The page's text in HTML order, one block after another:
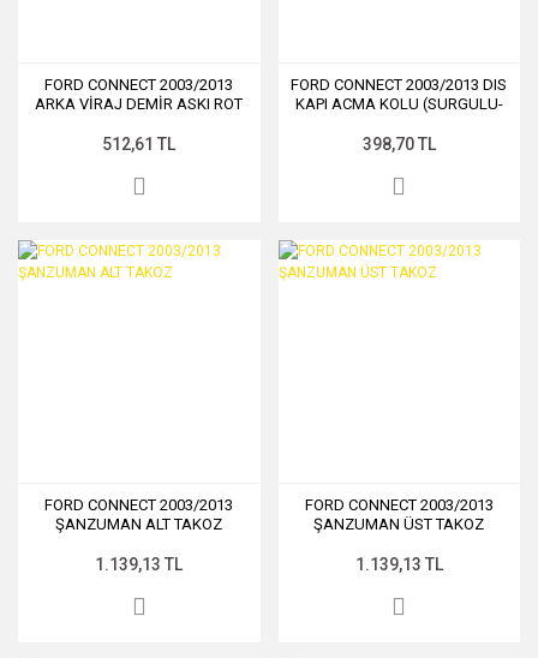
FORD CONNECT 2003/2013
ARKA VİRAJ DEMİR ASKI ROT
512,61 TL
FORD CONNECT 2003/2013 DIS
KAPI ACMA KOLU (SURGULU-
398,70 TL
FORD CONNECT 2003/2013
ŞANZUMAN ALT TAKOZ
1.139,13 TL
FORD CONNECT 2003/2013
ŞANZUMAN ÜST TAKOZ
1.139,13 TL